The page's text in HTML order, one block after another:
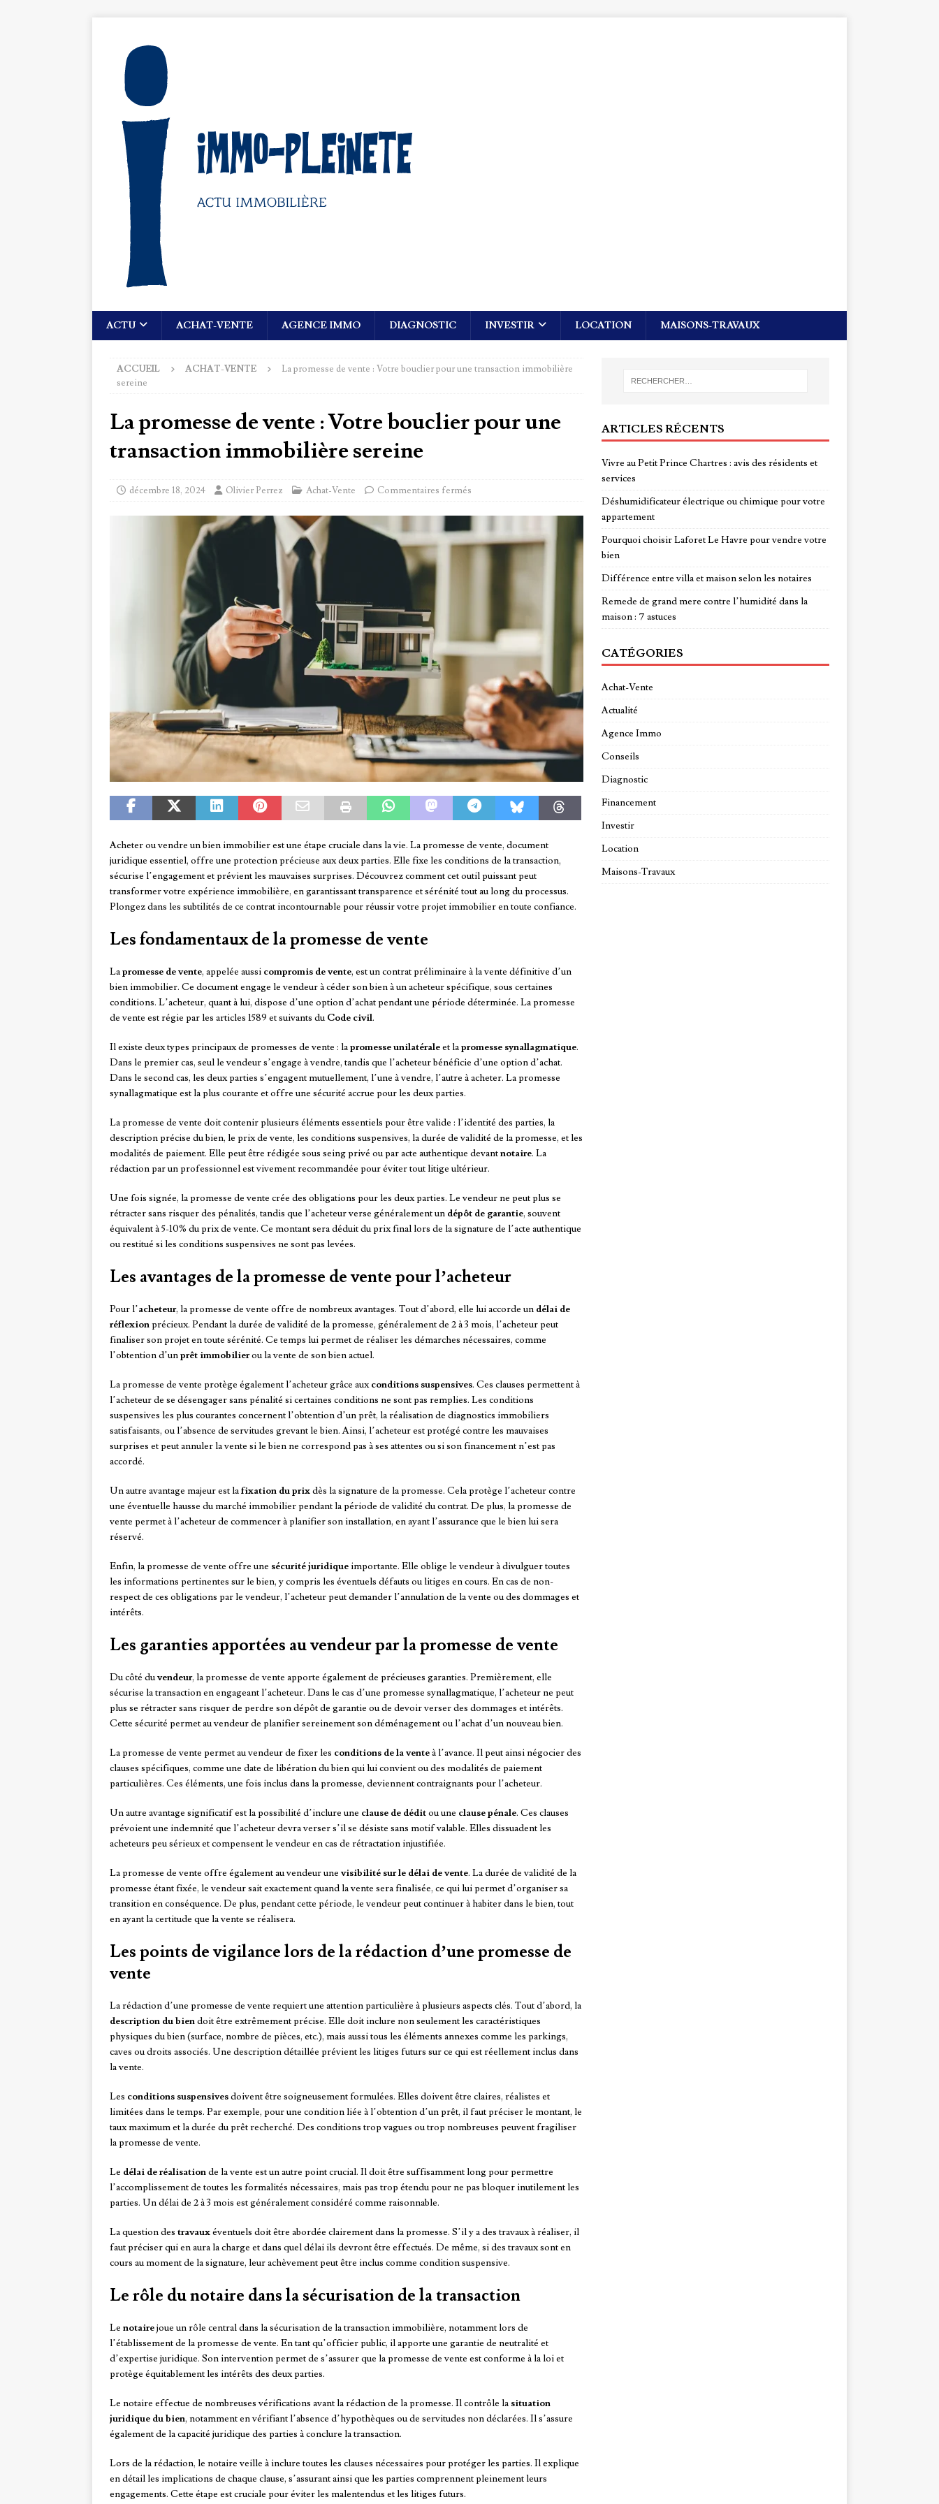
ACTU ACHAT-VENTE AGENCE IMMO DIAGNOSTIC INVESTIR LOCATION MAISONS-TRAVAUX
ACCUEIL ACHAT-VENTE
La promesse de vente : Votre bouclier pour une transaction immobilière
sereine
La promesse de vente : Votre bouclier pour une
transaction immobilière sereine
décembre 18, 2024 Olivier Perrez Achat-Vente Commentaires fermés
Acheter ou vendre un bien immobilier est une étape cruciale dans la vie. La promesse de vente, document
juridique essentiel, offre une protection précieuse aux deux parties. Elle fixe les conditions de la transaction,
sécurise l’engagement et prévient les mauvaises surprises. Découvrez comment cet outil puissant peut
transformer votre expérience immobilière, en garantissant transparence et sérénité tout au long du processus.
Plongez dans les subtilités de ce contrat incontournable pour réussir votre projet immobilier en toute confiance.
Les fondamentaux de la promesse de vente
Lapromesse de vente, appelée aussi compromis de vente, est un contrat préliminaire à la vente définitive d’un
bien immobilier. Ce document engage le vendeur à céder son bien à un acheteur spécifique, sous certaines
conditions. L’acheteur, quant à lui, dispose d’une option d’achat pendant une période déterminée. La promesse
de vente est régie par les articles 1589 et suivants duCode civil.
Il existe deux types principaux de promesses de vente : lapromesse unilatéraleet lapromesse synallagmatique.
Dans le premier cas, seul le vendeur s’engage à vendre, tandis que l’acheteur bénéficie d’une option d’achat.
Dans le second cas, les deux parties s’engagent mutuellement, l’une à vendre, l’autre à acheter. La promesse
synallagmatique est la plus courante et offre une sécurité accrue pour les deux parties.
La promesse de vente doit contenir plusieurs éléments essentiels pour être valide : l’identité des parties, la
description précise du bien, le prix de vente, les conditions suspensives, la durée de validité de la promesse, et les
modalités de paiement. Elle peut être rédigée sous seing privé ou par acte authentique devantnotaire. La
rédaction par un professionnel est vivement recommandée pour éviter tout litige ultérieur.
Une fois signée, la promesse de vente crée des obligations pour les deux parties. Le vendeur ne peut plus se
rétracter sans risquer des pénalités, tandis que l’acheteur verse généralement un dépôt de garantie, souvent
équivalent à 5-10% du prix de vente. Ce montant sera déduit du prix final lors de la signature de l’acte authentique
ou restitué si les conditions suspensives ne sont pas levées.
Les avantages de la promesse de vente pour l’acheteur
Pour l’acheteur, la promesse de vente offre de nombreux avantages. Tout d’abord, elle lui accorde un délai de
réflexionprécieux. Pendant la durée de validité de la promesse, généralement de 2 à 3 mois, l’acheteur peut
finaliser son projet en toute sérénité. Ce temps lui permet de réaliser les démarches nécessaires, comme
l’obtention d’unprêt immobilierou la vente de son bien actuel.
La promesse de vente protège également l’acheteur grâce auxconditions suspensives. Ces clauses permettent à
l’acheteur de se désengager sans pénalité si certaines conditions ne sont pas remplies. Les conditions
suspensives les plus courantes concernent l’obtention d’un prêt, la réalisation de diagnostics immobiliers
satisfaisants, ou l’absence de servitudes grevant le bien. Ainsi, l’acheteur est protégé contre les mauvaises
surprises et peut annuler la vente si le bien ne correspond pas à ses attentes ou si son financement n’est pas
accordé.
Un autre avantage majeur est lafixation du prixdès la signature de la promesse. Cela protège l’acheteur contre
une éventuelle hausse du marché immobilier pendant la période de validité du contrat. De plus, la promesse de
vente permet à l’acheteur de commencer à planifier son installation, en ayant l’assurance que le bien lui sera
réservé.
Enfin, la promesse de vente offre une sécurité juridiqueimportante. Elle oblige le vendeur à divulguer toutes
les informations pertinentes sur le bien, y compris les éventuels défauts ou litiges en cours. En cas de non-
respect de ces obligations par le vendeur, l’acheteur peut demander l’annulation de la vente ou des dommages et
intérêts.
Les garanties apportées au vendeur par la promesse de vente
Du côté duvendeur, la promesse de vente apporte également de précieuses garanties. Premièrement, elle
sécurise la transaction en engageant l’acheteur. Dans le cas d’une promesse synallagmatique, l’acheteur ne peut
plus se rétracter sans risquer de perdre son dépôt de garantie ou de devoir verser des dommages et intérêts.
Cette sécurité permet au vendeur de planifier sereinement son déménagement ou l’achat d’un nouveau bien.
La promesse de vente permet au vendeur de fixer les conditions de la venteà l’avance. Il peut ainsi négocier des
clauses spécifiques, comme une date de libération du bien qui lui convient ou des modalités de paiement
particulières. Ces éléments, une fois inclus dans la promesse, deviennent contraignants pour l’acheteur.
Un autre avantage significatif est la possibilité d’inclure une clause de déditou une clause pénale. Ces clauses
prévoient une indemnité que l’acheteur devra verser s’il se désiste sans motif valable. Elles dissuadent les
acheteurs peu sérieux et compensent le vendeur en cas de rétractation injustifiée.
La promesse de vente offre également au vendeur une visibilité sur le délai de vente. La durée de validité de la
promesse étant fixée, le vendeur sait exactement quand la vente sera finalisée, ce qui lui permet d’organiser sa
transition en conséquence. De plus, pendant cette période, le vendeur peut continuer à habiter dans le bien, tout
en ayant la certitude que la vente se réalisera.
Les points de vigilance lors de la rédaction d’une promesse de
vente
La rédaction d’une promesse de vente requiert une attention particulière à plusieurs aspects clés. Tout d’abord, la
description du biendoit être extrêmement précise. Elle doit inclure non seulement les caractéristiques
physiques du bien (surface, nombre de pièces, etc.), mais aussi tous les éléments annexes comme les parkings,
caves ou droits associés. Une description détaillée prévient les litiges futurs sur ce qui est réellement inclus dans
la vente.
Les conditions suspensivesdoivent être soigneusement formulées. Elles doivent être claires, réalistes et
limitées dans le temps. Par exemple, pour une condition liée à l’obtention d’un prêt, il faut préciser le montant, le
taux maximum et la durée du prêt recherché. Des conditions trop vagues ou trop nombreuses peuvent fragiliser
la promesse de vente.
Le délai de réalisationde la vente est un autre point crucial. Il doit être suffisamment long pour permettre
l’accomplissement de toutes les formalités nécessaires, mais pas trop étendu pour ne pas bloquer inutilement les
parties. Un délai de 2 à 3 mois est généralement considéré comme raisonnable.
La question des travauxéventuels doit être abordée clairement dans la promesse. S’il y a des travaux à réaliser, il
faut préciser qui en aura la charge et dans quel délai ils devront être effectués. De même, si des travaux sont en
cours au moment de la signature, leur achèvement peut être inclus comme condition suspensive.
Le rôle du notaire dans la sécurisation de la transaction
Le notairejoue un rôle central dans la sécurisation de la transaction immobilière, notamment lors de
l’établissement de la promesse de vente. En tant qu’officier public, il apporte une garantie de neutralité et
d’expertise juridique. Son intervention permet de s’assurer que la promesse de vente est conforme à la loi et
protège équitablement les intérêts des deux parties.
Le notaire effectue de nombreuses vérifications avant la rédaction de la promesse. Il contrôle la situation
juridique du bien, notamment en vérifiant l’absence d’hypothèques ou de servitudes non déclarées. Il s’assure
également de la capacité juridique des parties à conclure la transaction.
Lors de la rédaction, le notaire veille à inclure toutes les clauses nécessaires pour protéger les parties. Il explique
en détail les implications de chaque clause, s’assurant ainsi que les parties comprennent pleinement leurs
engagements. Cette étape est cruciale pour éviter les malentendus et les litiges futurs.
ARTICLES RÉCENTS
Vivre au Petit Prince Chartres : avis des résidents et
services
Déshumidificateur électrique ou chimique pour votre
appartement
Pourquoi choisir Laforet Le Havre pour vendre votre
bien
Différence entre villa et maison selon les notaires
Remede de grand mere contre l’humidité dans la
maison : 7 astuces
CATÉGORIES
Achat-Vente
Actualité
Agence Immo
Conseils
Diagnostic
Financement
Investir
Location
Maisons-Travaux